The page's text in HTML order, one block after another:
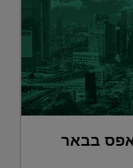
אפס בבאר